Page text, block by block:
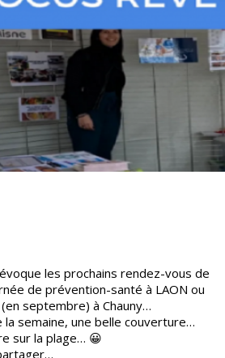
les prochains rendez-vous de
de prévention-santé à LAON ou
septembre) à Chauny…
la semaine, une belle couverture…
sur la plage… 😀